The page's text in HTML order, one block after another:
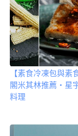
【素食冷凍包與素
閣米其林推薦・星
料理